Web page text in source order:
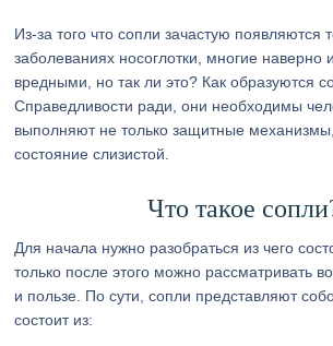
Из-за того что сопли зачастую появляются
заболеваниях носоглотки, многие наверно
вредными, но так ли это? Как образуются
Справедливости ради, они необходимы
выполняют не только защитные
состояние слизистой.
Что такое
Для начала нужно разобраться из чего
только после этого можно рассматривать
и пользе. По сути, сопли представляют
состоит из: